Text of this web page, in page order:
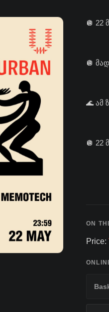
🪩 22
🪩
🌊 ამ
🪩 22
ON
Price: